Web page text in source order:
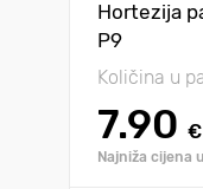
Hortezija
P9
Količina u
7.90 €
Najniža cijena